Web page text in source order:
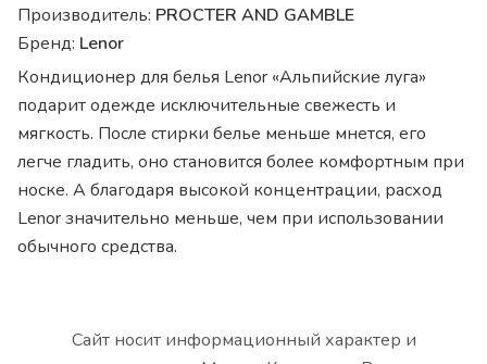
Производитель: PROCTER AND GAMBLE
Бренд: Lenor
Кондиционер для белья Lenor «Альпийские луга»
подарит одежде исключительные свежесть и
мягкость. После стирки белье меньше мнется, его
легче гладить, оно становится более комфортным при
носке. А благодаря высокой концентрации, расход
Lenor значительно меньше, чем при использовании
обычного средства.
Сайт носит информационный характер и